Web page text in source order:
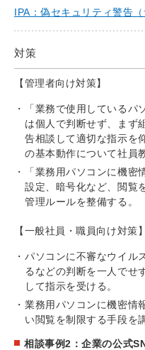
IPA：偽セキュリティ警告
対策
【管理者向け対策】
「業務で使用しているパ
は個人で判断せず、まず
告相談して適切な指示を
の基本動作について社員
「業務用パソコンに機密
設定、暗号化など、閲覧
管理ルールを整備する。
【一般社員・職員向け対策】
パソコンに不審なウイル
るなどの判断を一人でせ
して指示を受ける。
業務用パソコンに機密情
い閲覧を制限する手段を
相談事例2：企業の公式